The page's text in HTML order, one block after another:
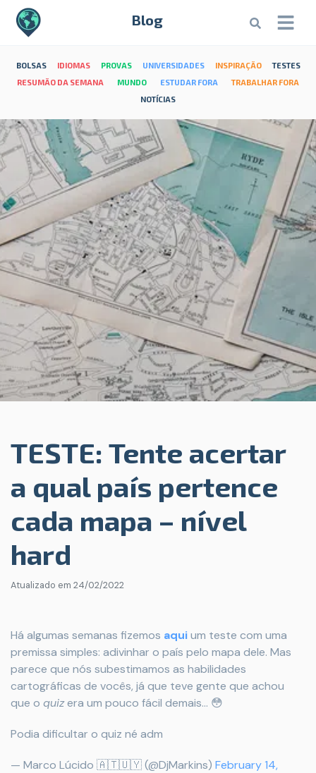
Blog
BOLSAS IDIOMAS PROVAS UNIVERSIDADES INSPIRAÇÃO
TESTES
RESUMÃO DA SEMANA
MUNDO ESTUDAR FORA
TRABALHAR FORA
NOTÍCIAS
TESTE: Tente acertar
a qual país pertence
cada mapa – nível
hard
Atualizado em 24/02/2022
Há algumas semanas fizemos aquium teste com uma
premissa simples: adivinhar o país pelo mapa dele. Mas
parece que nós subestimamos as habilidades
cartográficas de vocês, já que teve gente que achou
que o quizera um pouco fácil demais… 😳
Podia dificultar o quiz né adm
— Marco Lúcido 🇦🇹🇺🇾 (@DjMarkins) February 14,